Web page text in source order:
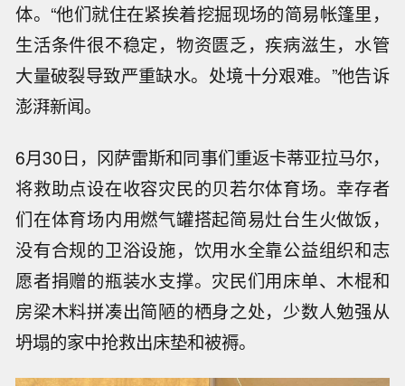
体。“他们就住在紧挨着挖掘现场的简易帐篷里，
生活条件很不稳定，物资匮乏，疾病滋生，水管
大量破裂导致严重缺水。处境十分艰难。”他告诉
澎湃新闻。
6月30日，冈萨雷斯和同事们重返卡蒂亚拉马尔，
将救助点设在收容灾民的贝若尔体育场。幸存者
们在体育场内用燃气罐搭起简易灶台生火做饭，
没有合规的卫浴设施，饮用水全靠公益组织和志
愿者捐赠的瓶装水支撑。灾民们用床单、木棍和
房梁木料拼凑出简陋的栖身之处，少数人勉强从
坍塌的家中抢救出床垫和被褥。